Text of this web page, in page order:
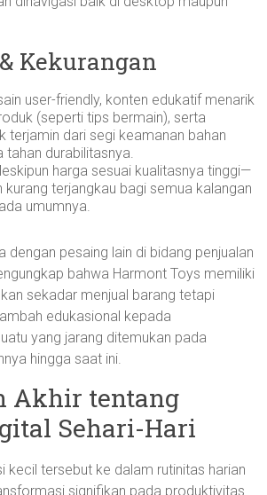
Kekurangan
user-friendly, konten edukatif menarik
(seperti tips bermain), serta
terjamin dari segi keamanan bahan
tahan durabilitasnya.
harga sesuai kualitasnya tinggi—
kurang terjangkau bagi semua kalangan
umumnya.
dengan pesaing lain di bidang penjualan
bahwa Harmont Toys memiliki
sekadar menjual barang tetapi
edukasional kepada
yang jarang ditemukan pada
hingga saat ini.
Akhir tentang
Sehari-Hari
kecil tersebut ke dalam rutinitas harian
signifikan pada produktivitas